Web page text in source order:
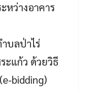
หว่างอาคาร
บลป่าไร่
ะแก้ว ด้วยวิธี
bidding)